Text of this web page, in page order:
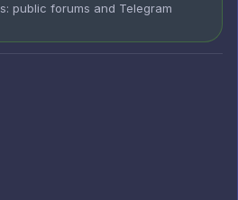
public forums and Telegram